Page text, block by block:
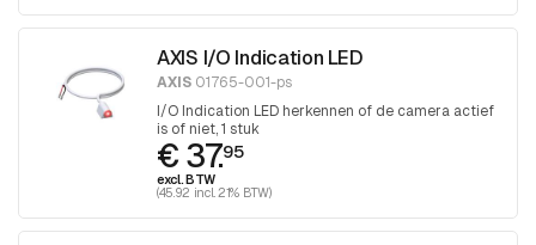
AXIS I/O Indication LED
AXIS 01765-001-ps
I/O Indication LED herkennen of de camera actief
is of niet, 1 stuk
€ 37.95
excl. BTW
(45.92 incl. 21% BTW)